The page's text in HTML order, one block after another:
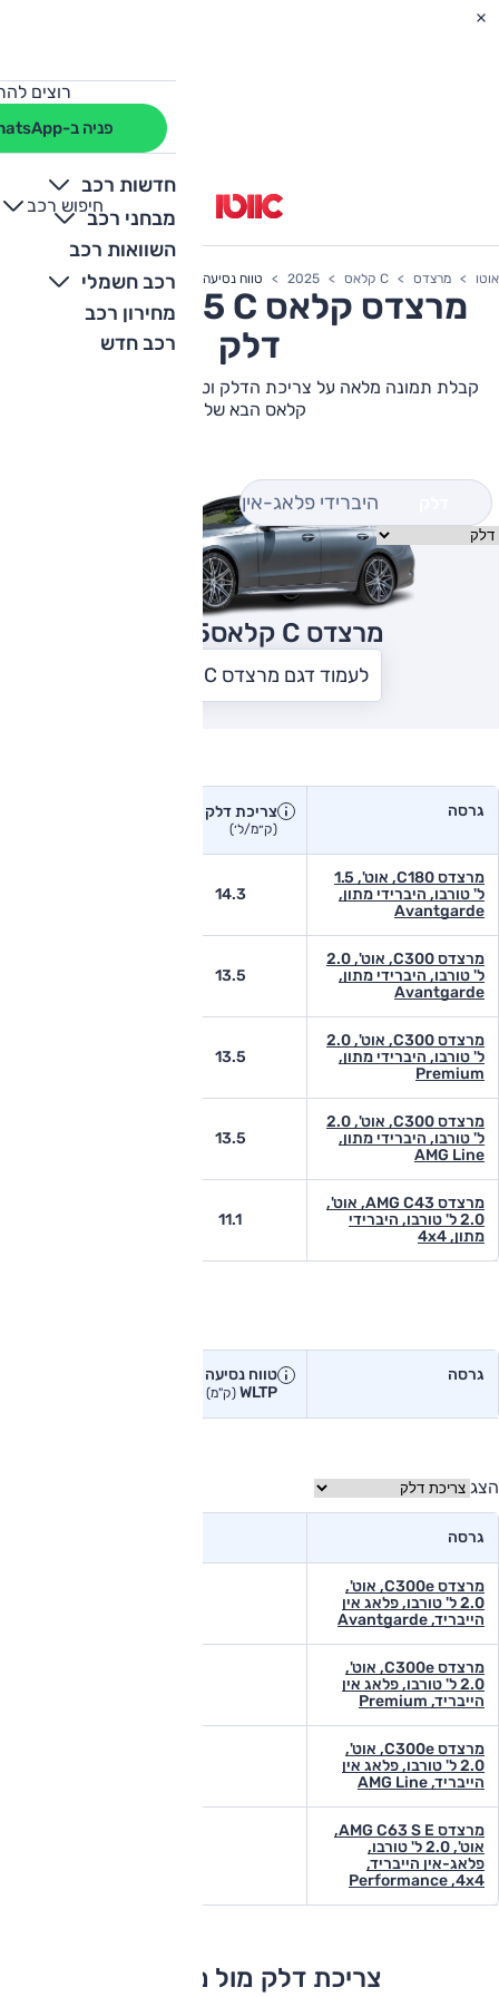
רוצים
פניה ב-WhatsApp
חדשות רכב
מבחני רכב
השוואות רכב
רכב חשמלי
מחירון רכב
רכב חדש
חיפוש רכב
+
-
אוטו מרצדס C קלאס 2025 טווח נסיעה
מרצדס C קלאס
2025 צריכת
דלק
קלאס הבא שלך
היברידי פלאג-אין
מרצדס C קלאס 2025
לעמוד דגם מרצדס C קלאס
גרסה צריכת דלק יצרן
(ק״מ/ל׳)
מרצדס C180, אוט', 1.5
ל' טורבו, היברידי מתון,
Avantgarde
14.3
מרצדס C300, אוט', 2.0
ל' טורבו, היברידי מתון,
Avantgarde
13.5
מרצדס C300, אוט', 2.0
ל' טורבו, היברידי מתון,
Premium
13.5
מרצדס C300, אוט', 2.0
ל' טורבו, היברידי מתון,
AMG Line
13.5
מרצדס AMG C43, אוט',
2.0 ל' טורבו, היברידי
מתון, 4x4
11.1
גרסה
טווח נסיעה יצרן
WLTP(ק"מ)
הצג
גרסה
מרצדס C300e, אוט',
2.0 ל' טורבו, פלאג אין
הייבריד, Avantgarde
מרצדס C300e, אוט',
2.0 ל' טורבו, פלאג אין
הייבריד, Premium
מרצדס C300e, אוט',
2.0 ל' טורבו, פלאג אין
הייבריד, AMG Line
מרצדס AMG C63 S E,
אוט', 2.0 ל' טורבו,
פלאג-אין הייבריד,
Performance ,4x4
צריכת דלק מול מתחרים